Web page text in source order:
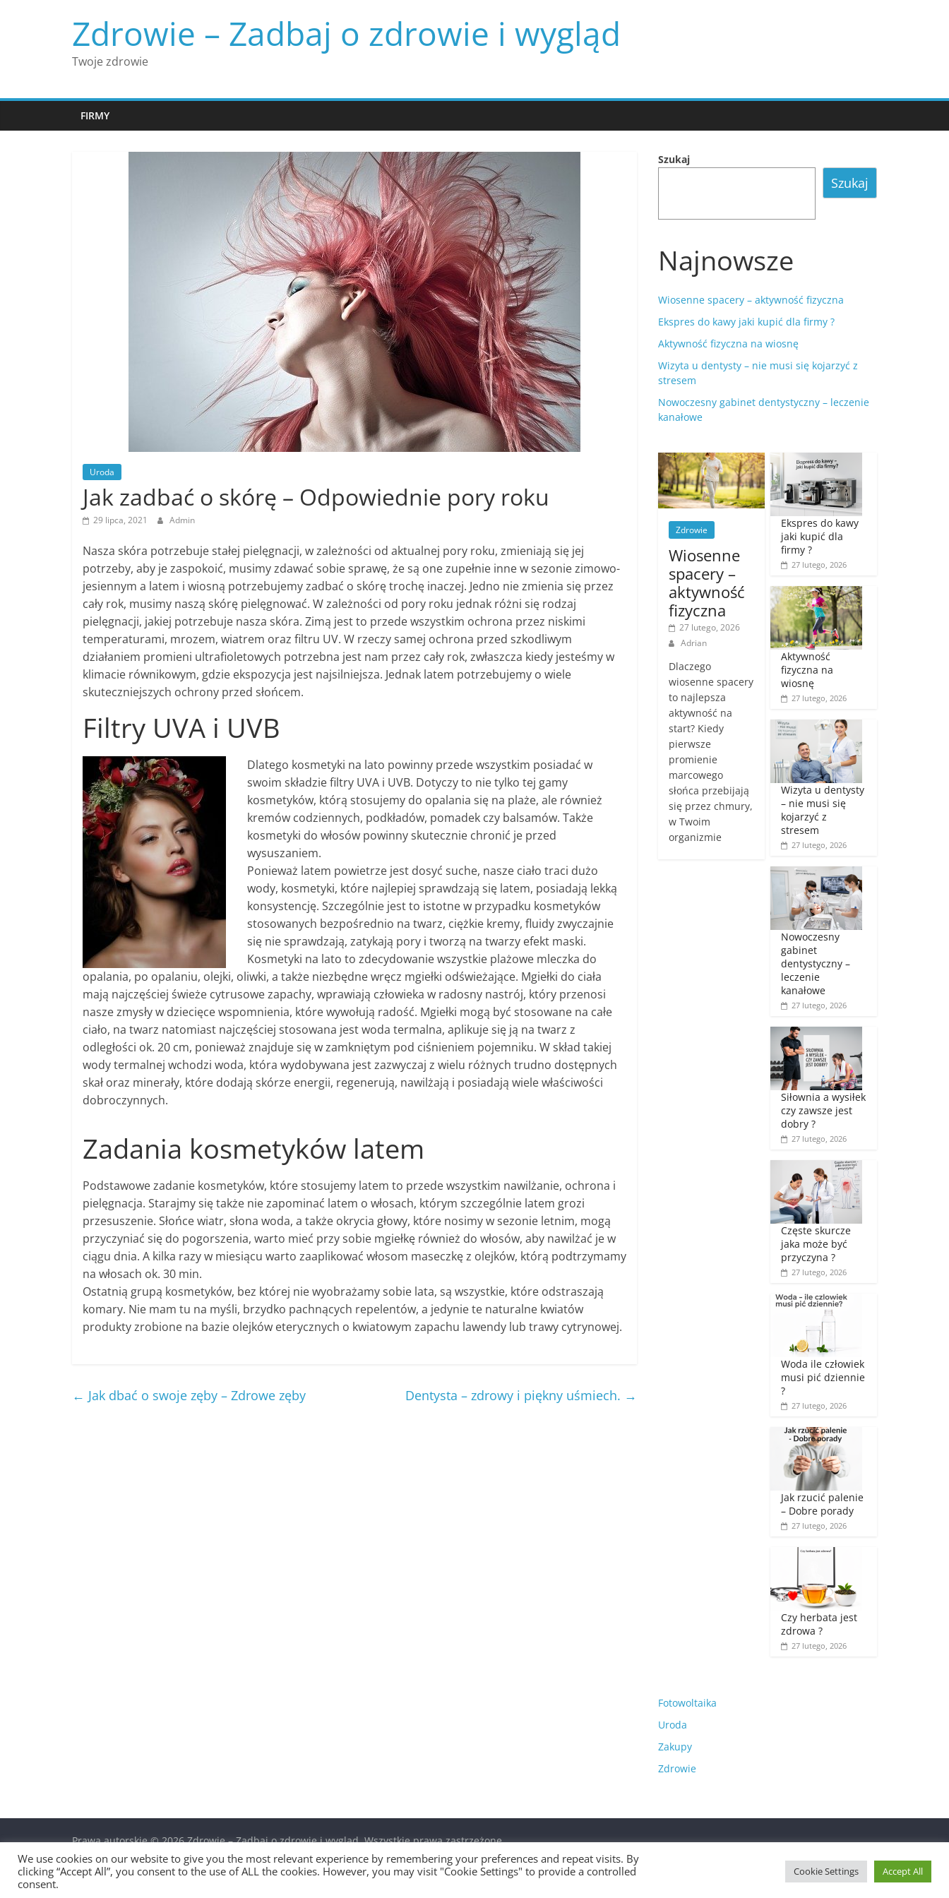
Zdrowie – Zadbaj o zdrowie i wygląd
Twoje zdrowie
FIRMY
Uroda
Jak zadbać o skórę – Odpowiednie pory roku
29 lipca, 2021 Admin
Nasza skóra potrzebuje stałej pielęgnacji, w zależności od aktualnej pory roku, zmieniają się jej
potrzeby, aby je zaspokoić, musimy zdawać sobie sprawę, że są one zupełnie inne w sezonie zimowo-
jesiennym a latem i wiosną potrzebujemy zadbać o skórę trochę inaczej. Jedno nie zmienia się przez
cały rok, musimy naszą skórę pielęgnować. W zależności od pory roku jednak różni się rodzaj
pielęgnacji, jakiej potrzebuje nasza skóra. Zimą jest to przede wszystkim ochrona przez niskimi
temperaturami, mrozem, wiatrem oraz filtru UV. W rzeczy samej ochrona przed szkodliwym
działaniem promieni ultrafioletowych potrzebna jest nam przez cały rok, zwłaszcza kiedy jesteśmy w
klimacie równikowym, gdzie ekspozycja jest najsilniejsza. Jednak latem potrzebujemy o wiele
skuteczniejszych ochrony przed słońcem.
Filtry UVA i UVB
Dlatego kosmetyki na lato powinny przede wszystkim posiadać w
swoim składzie filtry UVA i UVB. Dotyczy to nie tylko tej gamy
kosmetyków, którą stosujemy do opalania się na plaże, ale również
kremów codziennych, podkładów, pomadek czy balsamów. Także
kosmetyki do włosów powinny skutecznie chronić je przed
wysuszaniem.
Ponieważ latem powietrze jest dosyć suche, nasze ciało traci dużo
wody, kosmetyki, które najlepiej sprawdzają się latem, posiadają lekką
konsystencję. Szczególnie jest to istotne w przypadku kosmetyków
stosowanych bezpośrednio na twarz, ciężkie kremy, fluidy zwyczajnie
się nie sprawdzają, zatykają pory i tworzą na twarzy efekt maski.
Kosmetyki na lato to zdecydowanie wszystkie plażowe mleczka do
opalania, po opalaniu, olejki, oliwki, a także niezbędne wręcz mgiełki odświeżające. Mgiełki do ciała
mają najczęściej świeże cytrusowe zapachy, wprawiają człowieka w radosny nastrój, który przenosi
nasze zmysły w dziecięce wspomnienia, które wywołują radość. Mgiełki mogą być stosowane na całe
ciało, na twarz natomiast najczęściej stosowana jest woda termalna, aplikuje się ją na twarz z
odległości ok. 20 cm, ponieważ znajduje się w zamkniętym pod ciśnieniem pojemniku. W skład takiej
wody termalnej wchodzi woda, która wydobywana jest zazwyczaj z wielu różnych trudno dostępnych
skał oraz minerały, które dodają skórze energii, regenerują, nawilżają i posiadają wiele właściwości
dobroczynnych.
Zadania kosmetyków latem
Podstawowe zadanie kosmetyków, które stosujemy latem to przede wszystkim nawilżanie, ochrona i
pielęgnacja. Starajmy się także nie zapominać latem o włosach, którym szczególnie latem grozi
przesuszenie. Słońce wiatr, słona woda, a także okrycia głowy, które nosimy w sezonie letnim, mogą
przyczyniać się do pogorszenia, warto mieć przy sobie mgiełkę również do włosów, aby nawilżać je w
ciągu dnia. A kilka razy w miesiącu warto zaaplikować włosom maseczkę z olejków, którą podtrzymamy
na włosach ok. 30 min.
Ostatnią grupą kosmetyków, bez której nie wyobrażamy sobie lata, są wszystkie, które odstraszają
komary. Nie mam tu na myśli, brzydko pachnących repelentów, a jedynie te naturalne kwiatów
produkty zrobione na bazie olejków eterycznych o kwiatowym zapachu lawendy lub trawy cytrynowej.
← Jak dbać o swoje zęby – Zdrowe zęby Dentysta – zdrowy i piękny uśmiech. →
Szukaj
Szukaj
Najnowsze
Wiosenne spacery – aktywność fizyczna
Ekspres do kawy jaki kupić dla firmy ?
Aktywność fizyczna na wiosnę
Wizyta u dentysty – nie musi się kojarzyć z
stresem
Nowoczesny gabinet dentystyczny – leczenie
kanałowe
Zdrowie
Wiosenne
spacery –
aktywność
fizyczna
27 lutego, 2026
Adrian
Dlaczego
wiosenne spacery
to najlepsza
aktywność na
start? Kiedy
pierwsze
promienie
marcowego
słońca przebijają
się przez chmury,
w Twoim
organizmie
Ekspres do kawy
jaki kupić dla
firmy ?
27 lutego, 2026
Aktywność
fizyczna na
wiosnę
27 lutego, 2026
Wizyta u dentysty
– nie musi się
kojarzyć z
stresem
27 lutego, 2026
Nowoczesny
gabinet
dentystyczny –
leczenie
kanałowe
27 lutego, 2026
Siłownia a wysiłek
czy zawsze jest
dobry ?
27 lutego, 2026
Częste skurcze
jaka może być
przyczyna ?
27 lutego, 2026
Woda ile człowiek
musi pić dziennie
?
27 lutego, 2026
Jak rzucić palenie
– Dobre porady
27 lutego, 2026
Czy herbata jest
zdrowa ?
27 lutego, 2026
Fotowoltaika
Uroda
Zakupy
Zdrowie
Prawa autorskie © 2026Zdrowie – Zadbaj o zdrowie i wygląd. Wszystkie prawa zastrzeżone.
Motyw: ColorMagstworzony przez ThemeGrill. Wspierane przezWordPress.
We use cookies on our website to give you the most relevant experience by remembering your preferences and repeat visits. By
clicking “Accept All”, you consent to the use of ALL the cookies. However, you may visit "Cookie Settings" to provide a controlled
consent.
Cookie Settings Accept All